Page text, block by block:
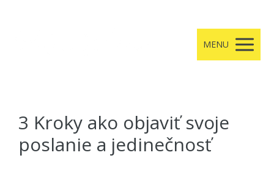
MENU
3 Kroky ako objaviť svoje
poslanie a jedinečnosť